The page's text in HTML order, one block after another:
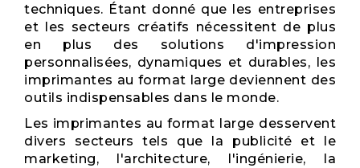
techniques. Étant donné que les entreprises
et les secteurs créatifs nécessitent de plus
en plus des solutions d'impression
personnalisées, dynamiques et durables, les
imprimantes au format large deviennent des
outils indispensables dans le monde.
Les imprimantes au format large desservent
divers secteurs tels que la publicité et le
marketing, l'architecture, l'ingénierie, la